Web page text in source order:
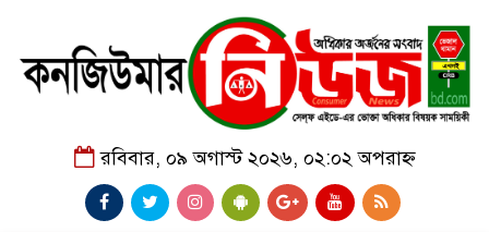
রবিবার, ০৯ অগাস্ট ২০২৬, ০২:০২ অপরাহ্ন